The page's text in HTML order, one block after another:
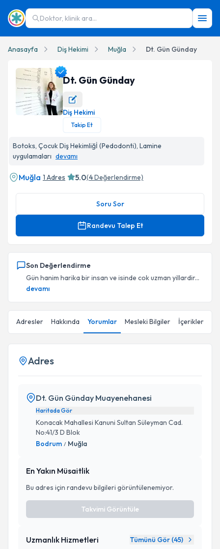
Doktor, klinik ara...
Anasayfa Diş Hekimi Muğla Dt. Gün Günday
Dt. Gün Günday Profil Fotoğrafı
Dt. Gün Günday
Diş Hekimi
Takip Et
Botoks, Çocuk Diş Hekimliğİ (Pedodonti), Lamine
uygulamaları devamı
Muğla 1 Adres 5.0(4Değerlendirme)
Soru Sor
Randevu Talep Et
Son Değerlendirme
Gün hanim harika bir insan ve isinde cok uzman yillardir...
devamı
Adresler Hakkında Yorumlar Mesleki Bilgiler İçerikler
Adres
Dt. Gün Günday Muayenehanesi
Haritada Gör
Konacak Mahallesi Kanuni Sultan Süleyman Cad.
No:41/3 D Blok
Bodrum / Muğla
En Yakın Müsaitlik
Bu adres için randevu bilgileri görüntülenemiyor.
Takvimi Görüntüle
Uzmanlık Hizmetleri Tümünü Gör (45)